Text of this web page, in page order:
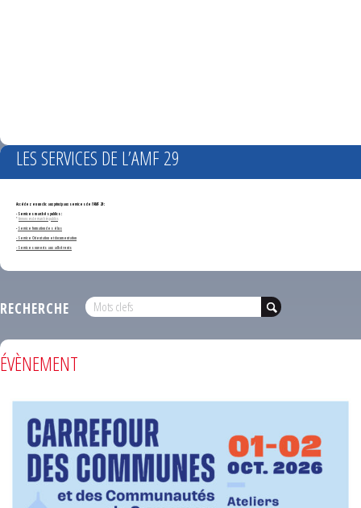
LES SERVICES DE L’AMF 29
Accédez en un clic aux principaux services de l'AMF 29 :
- Services marchés publics :
*Annonces de marchés publics
-Service formation des élus
- Service Orientation et documentation
- Services ouverts aux adhérents
RECHERCHE
ÉVÈNEMENT